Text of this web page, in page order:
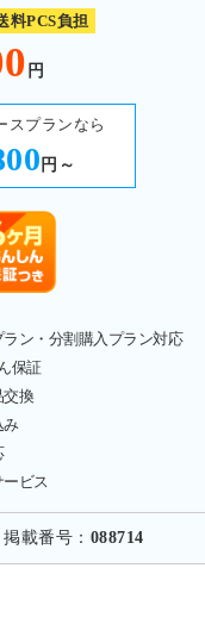
料PCS負担
円
スプランなら
円～
ン・分割購入プラン対応
保証
交換
み
ビス
掲載番号： 088714